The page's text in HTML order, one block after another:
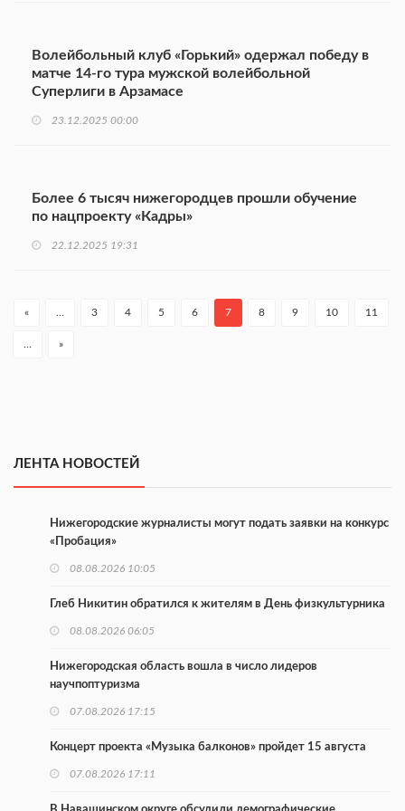
Волейбольный клуб «Горький» одержал победу в
матче 14-го тура мужской волейбольной
Суперлиги в Арзамасе
23.12.2025 00:00
Более 6 тысяч нижегородцев прошли обучение
по нацпроекту «Кадры»
22.12.2025 19:31
« 3 4 5 6 7 8 9 10 11
»
ЛЕНТА НОВОСТЕЙ
Нижегородские журналисты могут подать заявки на конкурс
«Пробация»
08.08.2026 10:05
Глеб Никитин обратился к жителям в День физкультурника
08.08.2026 06:05
Нижегородская область вошла в число лидеров
научпоптуризма
07.08.2026 17:15
Концерт проекта «Музыка балконов» пройдет 15 августа
07.08.2026 17:11